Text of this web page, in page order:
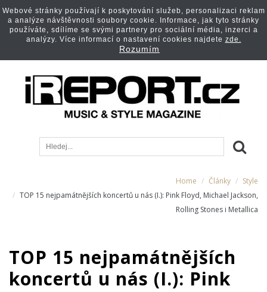
Home Články
Style
TOP 15 nejpamátnějších koncertů u nás (I.): Pink Floyd, Michael Jackson,
Rolling Stones i Metallica
TOP 15 nejpamátnějších
koncertů u nás (I.): Pink
Webové stránky používají k poskytování služeb, personalizaci reklam
a analýze návštěvnosti soubory cookie. Informace, jak tyto stránky
používáte, sdílíme se svými partnery pro sociální média, inzerci a
analýzy. Více informací o nastavení cookies najdete zde.
Rozumím